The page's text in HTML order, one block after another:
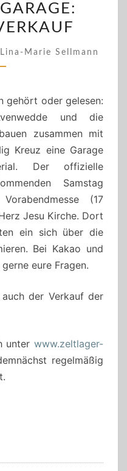
Lina-Marie Sellmann
gehört oder gelesen:
und die
zusammen mit
Kreuz eine Garage
Der offizielle
Samstag
(17
Jesu Kirche. Dort
ein sich über die
Bei Kakao und
eure Fragen.
der Verkauf der
unter www.zeltlager-
regelmäßig